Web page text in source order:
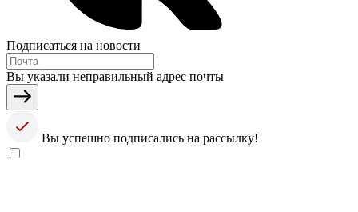
Подписаться на новости
Вы указали неправильный адрес почты
Вы успешно подписались на рассылку!